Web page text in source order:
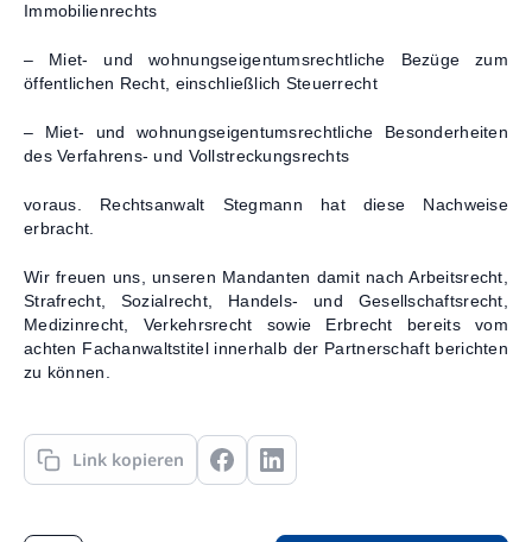
Immobilienrechts
– Miet- und wohnungseigentumsrechtliche Bezüge zum
öffentlichen Recht, einschließlich Steuerrecht
– Miet- und wohnungseigentumsrechtliche Besonderheiten
des Verfahrens- und Vollstreckungsrechts
voraus. Rechtsanwalt Stegmann hat diese Nachweise
erbracht.
Wir freuen uns, unseren Mandanten damit nach Arbeitsrecht,
Strafrecht, Sozialrecht, Handels- und Gesellschaftsrecht,
Medizinrecht, Verkehrsrecht sowie Erbrecht bereits vom
achten Fachanwaltstitel innerhalb der Partnerschaft berichten
zu können.
Link kopieren